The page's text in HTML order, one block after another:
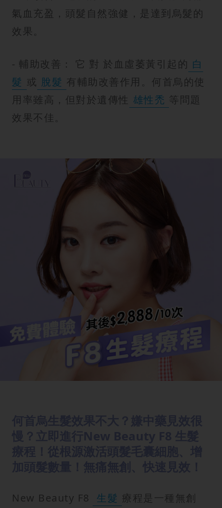
氣血充盈，頭髮自然強健，是達到烏髮的
效果。
- 輔助改善： 它 對 於血虛萎黃引起的 白
髮 或 脫髮 有輔助改善作用。何首烏的使
用率雖高，但對於遺傳性 雄性禿 等問題
效果不佳。
New Beauty F8 生髮 療程是一種無創